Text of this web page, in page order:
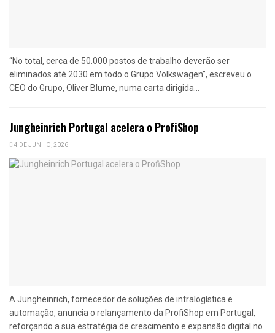
“No total, cerca de 50.000 postos de trabalho deverão ser
eliminados até 2030 em todo o Grupo Volkswagen”, escreveu o
CEO do Grupo, Oliver Blume, numa carta dirigida...
Jungheinrich Portugal acelera o ProfiShop
4 DE JUNHO, 2026
A Jungheinrich, fornecedor de soluções de intralogística e
automação, anuncia o relançamento da ProfiShop em Portugal,
reforçando a sua estratégia de crescimento e expansão digital no